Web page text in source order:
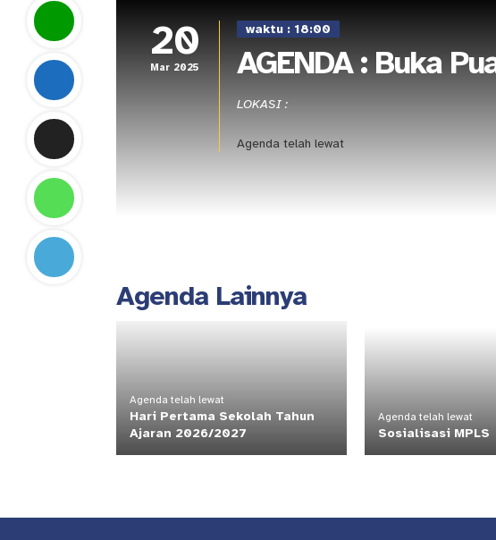
20
Mar 2025
waktu : 18:00
AGENDA : Buka
LOKASI :
Agenda telah lewat
Agenda Lainnya
Agenda telah lewat
Hari Pertama Sekolah Tahun
Ajaran 2026/2027
Agenda telah lewat
Sosialisasi MPLS